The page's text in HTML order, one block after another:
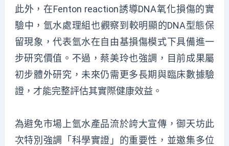
此外，在Fenton reaction誘導DNA氧化損傷的實
驗中，氫水處理組也觀察到較明顯的DNA型態保
留現象，代表氫水在自由基損傷模式下具備進一
步研究價值。不過，蔡美玲也強調，目前成果屬
初步體外研究，未來仍需更多長期與臨床數據驗
證，才能完整評估其實際健康效益。
為避免市場上氫水產品流於誇大宣傳，御天坊此
次特別強調「科學實證」的重要性，並邀集多位